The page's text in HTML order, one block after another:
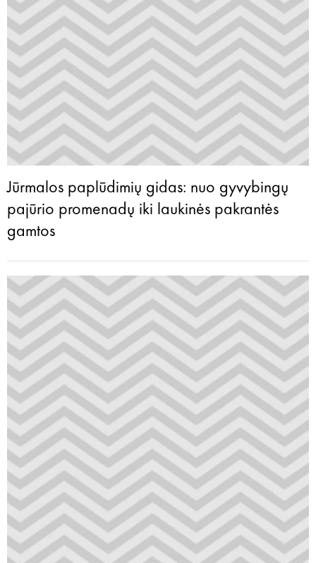
Jūrmalos paplūdimių gidas: nuo gyvybingų
pajūrio promenadų iki laukinės pakrantės
gamtos